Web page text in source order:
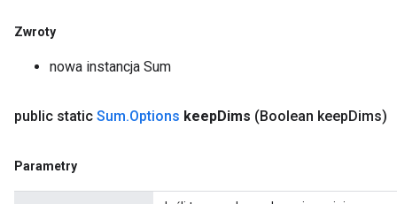
Zwroty
nowa instancja Sum
public static Sum.Options keepDims (Boolean keepDims)
Parametry